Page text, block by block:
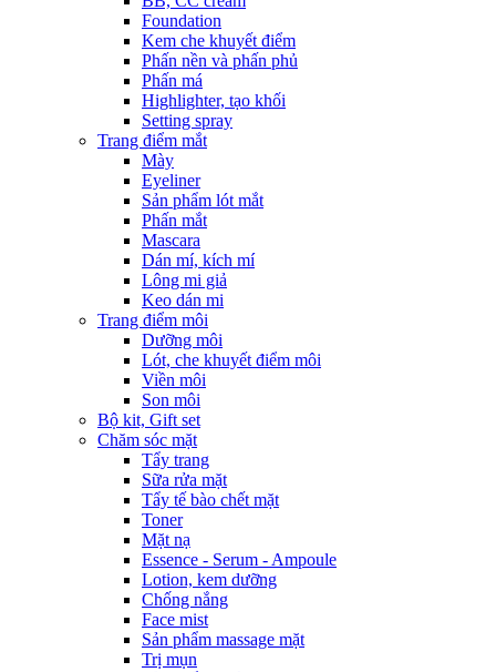
Foundation
Kem che khuyết điểm
Phấn nền và phấn phủ
Phấn má
Highlighter, tạo khối
Setting spray
Trang điểm mắt
Mày
Eyeliner
Sản phẩm lót mắt
Phấn mắt
Mascara
Dán mí, kích mí
Lông mi giả
Keo dán mi
Trang điểm môi
Dưỡng môi
Lót, che khuyết điểm môi
Viền môi
Son môi
Bộ kit, Gift set
Chăm sóc mặt
Tẩy trang
Sữa rửa mặt
Tẩy tế bào chết mặt
Toner
Mặt nạ
Essence - Serum - Ampoule
Lotion, kem dưỡng
Chống nắng
Face mist
Sản phẩm massage mặt
Trị mụn